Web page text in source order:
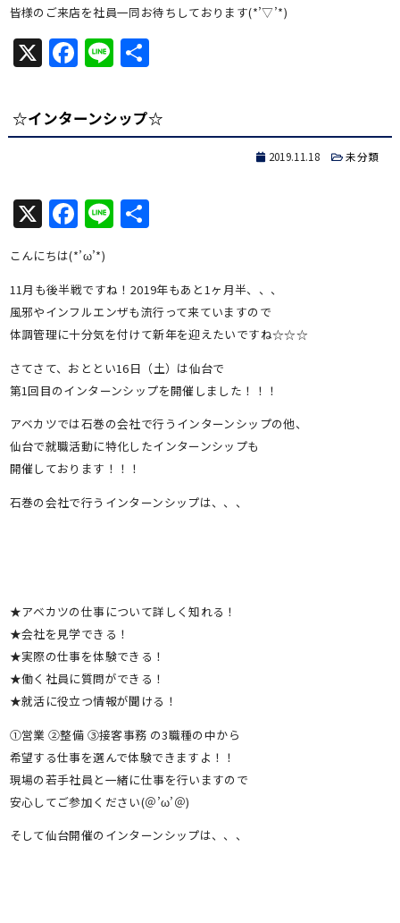
皆様のご来店を社員一同お待ちしております(*’▽’*)
X Facebook
Line共
☆インターンシップ☆
2019.11.18 未分類
X Facebook
Line共
こんにちは(*’ω’*)
11月も後半戦ですね！2019年もあと1ヶ月半、、、
風邪やインフルエンザも流行って来ていますので
体調管理に十分気を付けて新年を迎えたいですね☆☆☆
さてさて、おととい16日（土）は仙台で
第1回目のインターンシップを開催しました！！！
アベカツでは石巻の会社で行うインターンシップの他、
仙台で就職活動に特化したインターンシップも
開催しております！！！
石巻の会社で行うインターンシップは、、、
★アベカツの仕事について詳しく知れる！
★会社を見学できる！
★実際の仕事を体験できる！
★働く社員に質問ができる！
★就活に役立つ情報が聞ける！
①営業 ②整備 ③接客事務 の3職種の中から
希望する仕事を選んで体験できますよ！！
現場の若手社員と一緒に仕事を行いますので
安心してご参加ください(＠’ω’＠)
そして仙台開催のインターンシップは、、、